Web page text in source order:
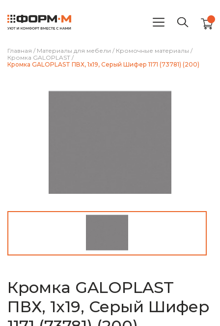
Главная / Материалы для мебели / Кромочные материалы /
Кромка GALOPLAST /
Кромка GALOPLAST ПВХ, 1х19, Серый Шифер 1171 (73781) (200)
Кромка GALOPLAST
ПВХ, 1х19, Серый Шифер